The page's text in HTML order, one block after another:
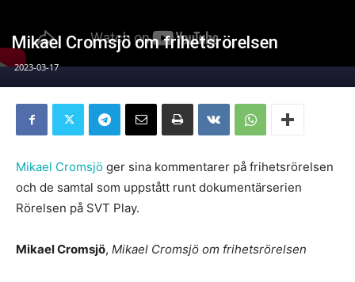
Mikael Cromsjö om frihetsrörelsen
2023-03-17
Mikael Cromsjö ger sina kommentarer på frihetsrörelsen
och de samtal som uppstått runt dokumentärserien
Rörelsen på SVT Play.
Mikael Cromsjö, Mikael Cromsjö om frihetsrörelsen